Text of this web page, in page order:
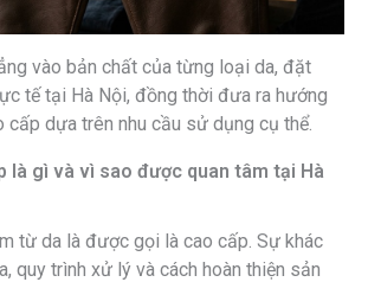
vào bản chất của từng loại da, đặt
tế tại Hà Nội, đồng thời đưa ra hướng
cấp dựa trên nhu cầu sử dụng cụ thể.
là gì và vì sao được quan tâm tại Hà
từ da là được gọi là cao cấp. Sự khác
quy trình xử lý và cách hoàn thiện sản